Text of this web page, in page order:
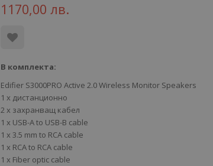
1170,00 лв.
В комплекта:
Edifier S3000PRO Active 2.0 Wireless Monitor Speakers
1 x дистанционнo
2 x захранващ кабел
1 x USB-A to USB-B cable
1 x 3.5 mm to RCA cable
1 x RCA to RCA cable
1 x Fiber optic cable